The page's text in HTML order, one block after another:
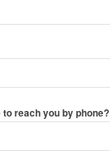
reach you by phone?